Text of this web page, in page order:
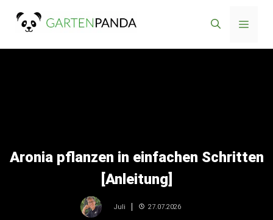
Inhalt
Menü
Aronia pflanzen in einfachen Schritten
[Anleitung]
Juli 27.07.2026